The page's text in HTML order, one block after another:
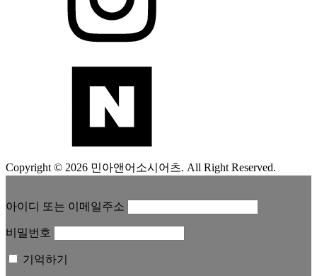
Copyright © 2026 민아앤어소시어츠. All Right Reserved.
아이디 또는 이메일주소
비밀번호
기억하기